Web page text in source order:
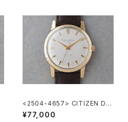
<2504-4657> CITIZEN DE
LUXE
¥77,000